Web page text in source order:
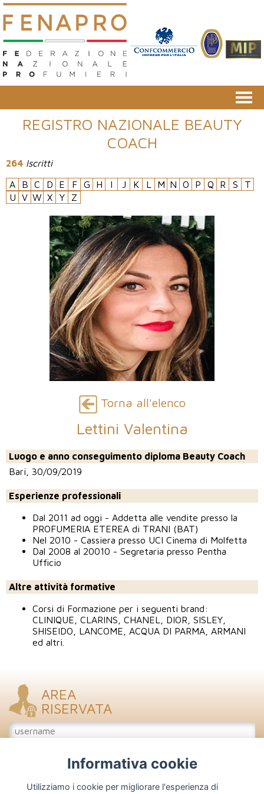
REGISTRO NAZIONALE BEAUTY
COACH
264 Iscritti
A
B C D E F G H I J K L M N O P Q R S
T
U
V W X Y Z
Torna all'elenco
Lettini Valentina
Luogo e anno conseguimento diploma Beauty Coach
Bari, 30/09/2019
Esperienze professionali
Dal 2011 ad oggi - Addetta alle vendite presso la
PROFUMERIA ETEREA di TRANI (BAT)
Nel 2010 - Cassiera presso UCI Cinema di Molfetta
Dal 2008 al 20010 - Segretaria presso Pentha
Ufficio
Altre attività formative
Corsi di Formazione per i seguenti brand:
CLINIQUE, CLARINS, CHANEL, DIOR, SISLEY,
SHISEIDO, LANCOME, ACQUA DI PARMA, ARMANI
ed altri.
AREA
RISERVATA
Iscriviti
Informativa cookie
Utilizziamo i cookie per migliorare l'esperienza di